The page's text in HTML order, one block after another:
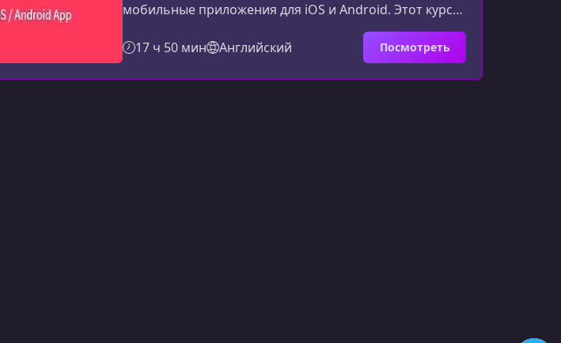
мобильные приложения для iOS и Android. Этот курс
помогает шаг за шагом освоить современные
подходы к backend‑разработке и интеграции с
реальными клиентскими приложениями.Описание
курсаВы построите серверную часть для приложения
17 ч 50 мин Английский Посмотреть